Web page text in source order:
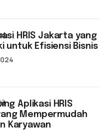
HRIS Jakarta yang
untuk Efisiensi Bisnis
Aplikasi HRIS
Mempermudah
Karyawan